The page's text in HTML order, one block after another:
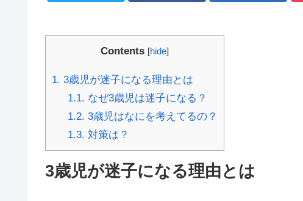
Contents [hide]
1. 3歳児が迷子になる理由とは
1.1. なぜ3歳児は迷子になる？
1.2. 3歳児はなにを考えてるの？
1.3. 対策は？
3歳児が迷子になる理由とは